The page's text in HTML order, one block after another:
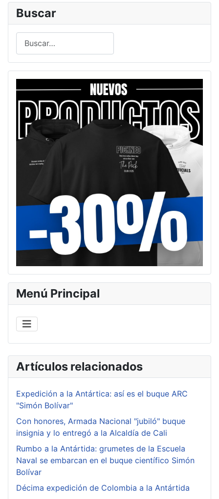
Buscar
Menú Principal
Artículos relacionados
Expedición a la Antártica: así es el buque ARC
"Simón Bolívar"
Con honores, Armada Nacional "jubiló" buque
insignia y lo entregó a la Alcaldía de Cali
Rumbo a la Antártida: grumetes de la Escuela
Naval se embarcan en el buque científico Simón
Bolívar
Décima expedición de Colombia a la Antártida